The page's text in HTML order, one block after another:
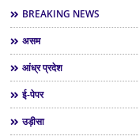
BREAKING NEWS
असम
आंध्र प्रदेश
ई-पेपर
उड़ीसा